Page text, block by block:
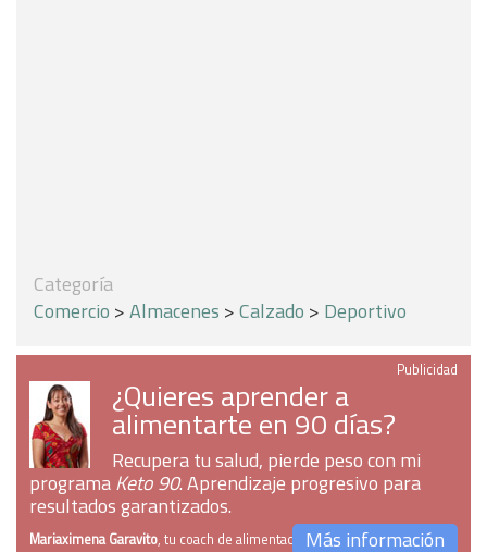
Categoría
Comercio >Almacenes >Calzado > Deportivo
Publicidad
¿Quieres aprender a
alimentarte en 90 días?
Recupera tu salud, pierde peso con mi
programaKeto 90. Aprendizaje progresivo para
resultados garantizados.
Mariaximena Garavito, tu coach de alimentaciónMás información